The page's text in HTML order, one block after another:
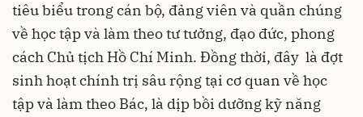
tiêu biểu trong cán bộ, đảng viên và quần chúng
về học tập và làm theo tư tưởng, đạo đức, phong
cách Chủ tịch Hồ Chí Minh. Đồng thời, đây là đợt
sinh hoạt chính trị sâu rộng tại cơ quan về học
tập và làm theo Bác, là dịp bồi dưỡng kỹ năng